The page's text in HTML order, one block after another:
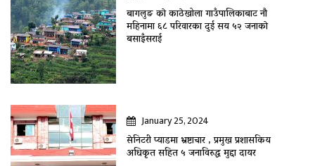
बागलुङ काे काठेखोला गाउँपालिकाबाट नौ
महिनामा ६८ परिवारका दुई सय ५२ जनाकाे
बसाइँसराई
January 25, 2024
सेनिटरी प्याडमा भ्रष्टाचार , प्रमुख प्रशासकिय
अधिकृत सहित ५ जनाविरुद्ध मुद्दा दायर